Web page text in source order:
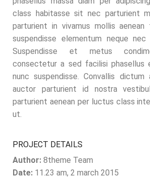
class habitasse sit nec parturient
parturient in vivamus mollis aenean
suspendisse elementum neque nec
Suspendisse et metus
consectetur a sed facilisi phasellus
nunc suspendisse. Convallis dictum
auctor parturient id nostra
parturient aenean per luctus class
ut.
PROJECT DETAILS
Author: 8theme Team
Date: 11.23 am, 2 march 2015